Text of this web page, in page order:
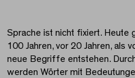
Sprache ist nicht fixiert. Heute
100 Jahren, vor 20 Jahren, als
neue Begriffe entstehen.
werden Wörter mit